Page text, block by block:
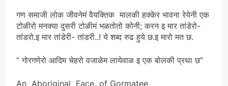
गण समाजी लोक जीवनेमं वैयक्तिक मालकी हक्केर भावना रेयेनी एक
टोळीरो मनक्या दुसरी टोळीमं भळतोतो कोनी; करन इ मार तांडेरो-
तांडरो.इ मार तांडेरी- तांडरी..! ये शब्द रुढ हुये छ.इ मारो मत छ.
” गोरगणेरो आदिम चेहरो वजाळेम लायेवाळ इ एक बोलकी प्रथा छ”
An Aboriginal Face of Gormatee